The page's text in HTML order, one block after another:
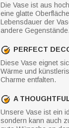
Die Vase ist aus
eine glatte
Lebensdauer der
andere Gegenstände.
PERFECT
Diese Vase eignet
Wärme und
Charme entfalten.
A
Unsere Vase ist ein
sondern kann auch